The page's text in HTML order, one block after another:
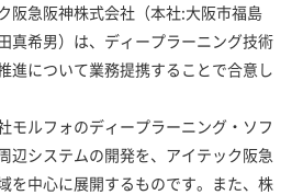
阪急阪神株式会社（本社:大阪市福島
真希男）は、ディープラーニング技術
進について業務提携することで合意し
モルフォのディープラーニング・ソフ
辺システムの開発を、アイテック阪急
を中心に展開するものです。また、株